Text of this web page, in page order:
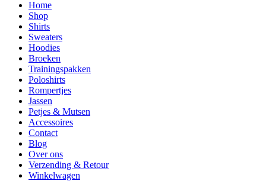
Home
Shop
Shirts
Sweaters
Hoodies
Broeken
Trainingspakken
Poloshirts
Rompertjes
Jassen
Petjes & Mutsen
Accessoires
Contact
Blog
Over ons
Verzending & Retour
Winkelwagen